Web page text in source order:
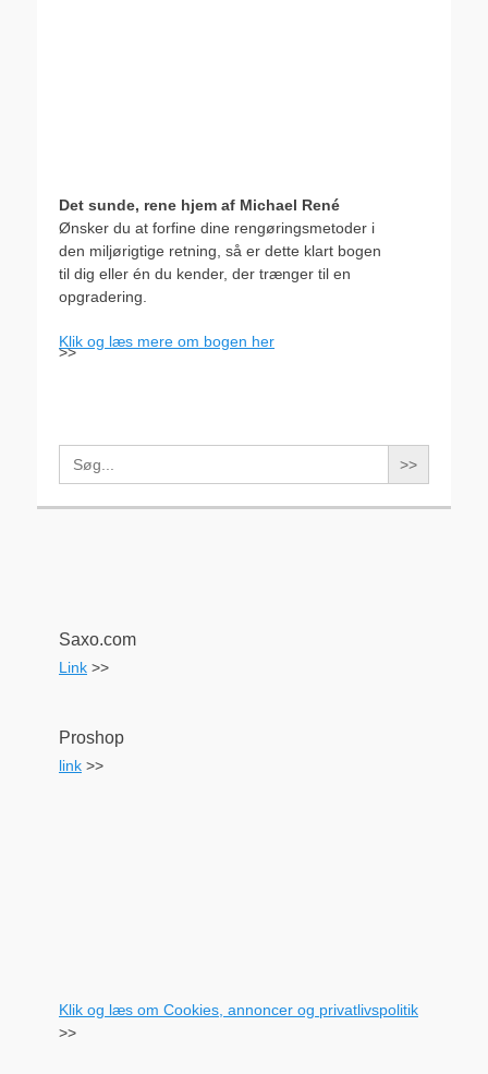
Det sunde, rene hjem af Michael René
Ønsker du at forfine dine rengøringsmetoder i
den miljørigtige retning, så er dette klart bogen
til dig eller én du kender, der trænger til en
opgradering.
Klik og læs mere om bogen her
>>
Search
for:
Saxo.com
Link >>
Proshop
link >>
Klik og læs om Cookies, annoncer og privatlivspolitik
>>